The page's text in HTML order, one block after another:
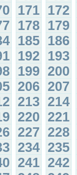
171 172
178 179
185 186
192 193
199 200
206 207
213 214
220 221
227 228
234 235
241 242